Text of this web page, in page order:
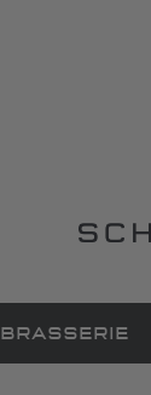
BRASSERIE